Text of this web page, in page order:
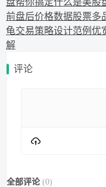
盘帮你搞定什么是美股
前盘后价格数据股票多
龟交易策略设计范例 优
解
评论
全部评论 (0)